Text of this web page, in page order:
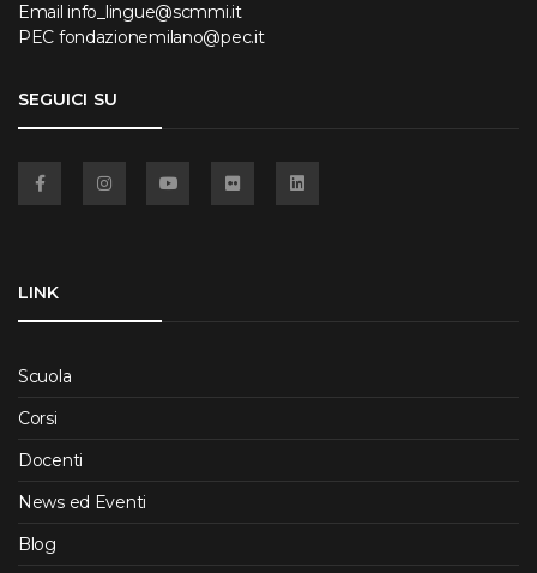
Email info_lingue@scmmi.it
PEC fondazionemilano@pec.it
SEGUICI SU
LINK
Scuola
Corsi
Docenti
News ed Eventi
Blog